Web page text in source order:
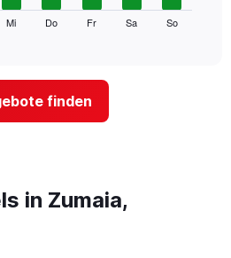
Mi Do Fr Sa So
finden
in Zumaia,